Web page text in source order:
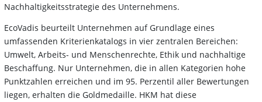
Nachhaltigkeitsstrategie des Unternehmens.
EcoVadis beurteilt Unternehmen auf Grundlage eines
umfassenden Kriterienkatalogs in vier zentralen Bereichen:
Umwelt, Arbeits- und Menschenrechte, Ethik und nachhaltige
Beschaffung. Nur Unternehmen, die in allen Kategorien hohe
Punktzahlen erreichen und im 95. Perzentil aller Bewertungen
liegen, erhalten die Goldmedaille. HKM hat diese